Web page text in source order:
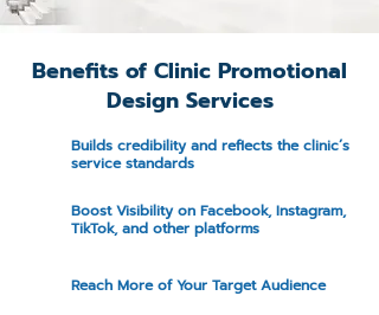
Benefits of Clinic Promotional
Design Services
Builds credibility and reflects the clinic’s
service standards
Boost Visibility on Facebook, Instagram,
TikTok, and other platforms
Reach More of Your Target Audience